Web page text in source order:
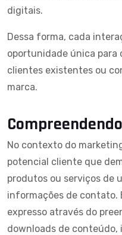
digitais.
Dessa forma, cada
oportunidade única para
clientes existentes ou
marca.
No contexto do
potencial cliente que
produtos ou serviços de
informações de contato.
expresso através do
downloads de conteúdo,